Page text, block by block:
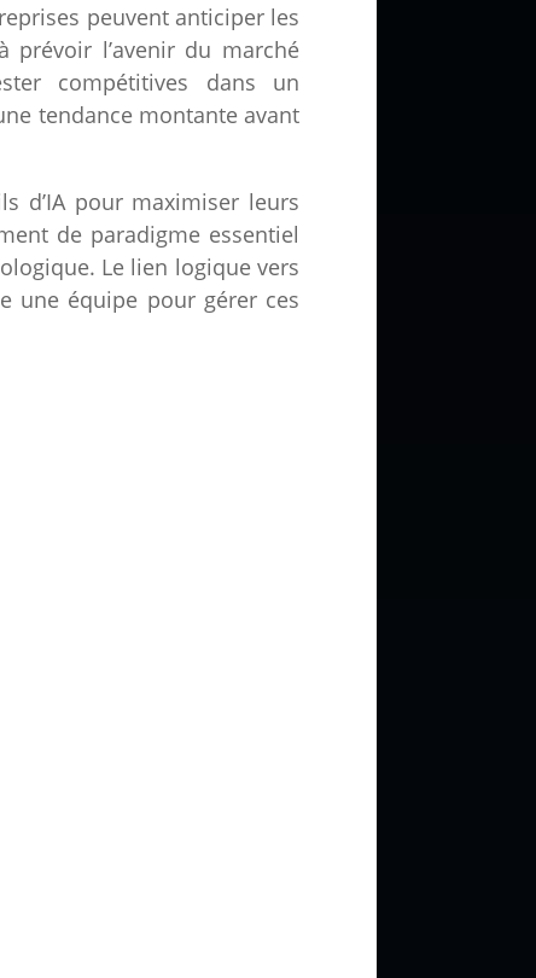
peuvent anticiper les
prévoir l’avenir du marché
compétitives dans un
tendance montante avant
d’IA pour maximiser leurs
de paradigme essentiel
Le lien logique vers
une équipe pour gérer ces